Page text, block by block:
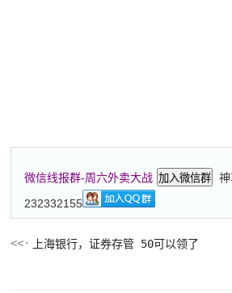
微信线报群-周六外卖大战 加入微信群
神
232332155
上海银行，证券存管 50可以领了